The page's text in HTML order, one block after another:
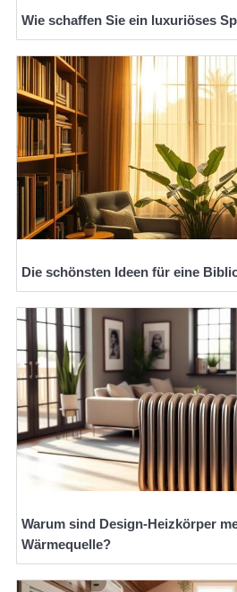
Wie schaffen Sie ein luxuriöses
Die schönsten Ideen für eine
Warum sind Design-Heizkörper
Wärmequelle?